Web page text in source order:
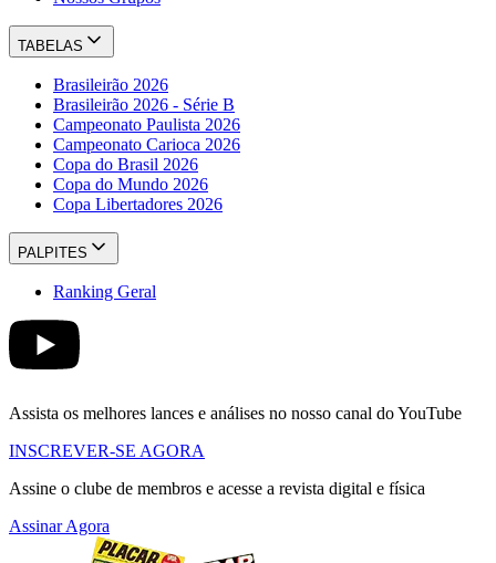
TABELAS
Brasileirão 2026
Brasileirão 2026 - Série B
Campeonato Paulista 2026
Campeonato Carioca 2026
Copa do Brasil 2026
Copa do Mundo 2026
Copa Libertadores 2026
PALPITES
Ranking Geral
Assista os melhores lances e análises no nosso canal do YouTube
INSCREVER-SE AGORA
Assine o clube de membros e acesse a revista digital e física
Assinar Agora